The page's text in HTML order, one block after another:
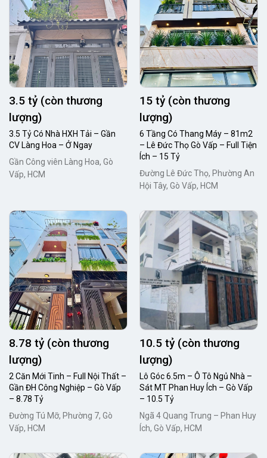
3.5 tỷ (còn thương
lượng)
3.5 Tỷ Có Nhà HXH Tải – Gần
CV Làng Hoa – Ở Ngay
Gần Công viên Làng Hoa, Gò
Vấp, HCM
15 tỷ (còn thương
lượng)
6 Tầng Có Thang Máy – 81m2
– Lê Đức Thọ Gò Vấp – Full Tiện
Ích – 15 Tỷ
Đường Lê Đức Thọ, Phường An
Hội Tây, Gò Vấp, HCM
8.78 tỷ (còn thương
lượng)
2 Căn Mới Tinh – Full Nội Thất –
Gần ĐH Công Nghiệp – Gò Vấp
– 8.78 Tỷ
Đường Tú Mỡ, Phường 7, Gò
Vấp, HCM
10.5 tỷ (còn thương
lượng)
Lô Góc 6.5m – Ô Tô Ngủ Nhà –
Sát MT Phan Huy Ích – Gò Vấp
– 10.5 Tỷ
Ngã 4 Quang Trung – Phan Huy
Ích, Gò Vấp, HCM